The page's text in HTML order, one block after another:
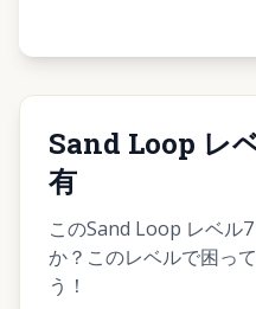
Sand Loop レ
有
このSand Loop レベル
か？このレベルで困っ
う！